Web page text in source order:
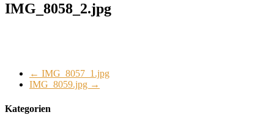
IMG_8058_2.jpg
← IMG_8057_1.jpg
IMG_8059.jpg →
Kategorien